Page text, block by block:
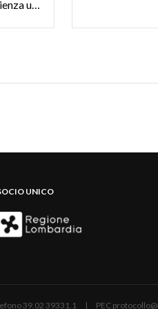
scorci panoramici per un’esperienza unica di scoperta.
UNICO
39.02 39331.1 | PEC